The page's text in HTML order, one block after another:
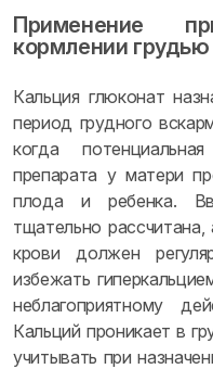
Применение
кормлении грудью
Кальция глюконат
период грудного
когда
препарата у матери
плода и ребенка.
тщательно
крови должен
избежать
неблагоприятному
Кальций проникает в
учитывать при